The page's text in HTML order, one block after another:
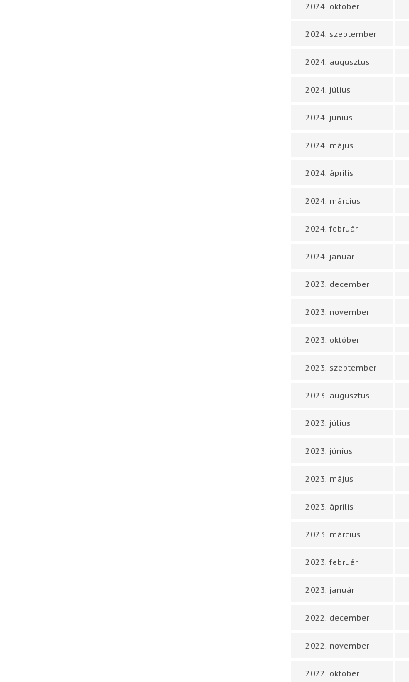
2024. október
2024. szeptember
2024. augusztus
2024. július
2024. június
2024. május
2024. április
2024. március
2024. február
2024. január
2023. december
2023. november
2023. október
2023. szeptember
2023. augusztus
2023. július
2023. június
2023. május
2023. április
2023. március
2023. február
2023. január
2022. december
2022. november
2022. október